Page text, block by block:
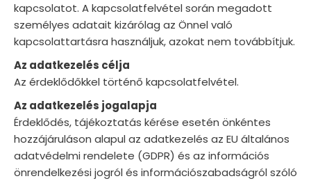
kapcsolatot. A kapcsolatfelvétel során megadott
személyes adatait kizárólag az Önnel való
kapcsolattartásra használjuk, azokat nem továbbítjuk.
Az adatkezelés célja
Az érdeklődőkkel történő kapcsolatfelvétel.
Az adatkezelés jogalapja
Érdeklődés, tájékoztatás kérése esetén önkéntes
hozzájáruláson alapul az adatkezelés az EU általános
adatvédelmi rendelete (GDPR) és az információs
önrendelkezési jogról és információszabadságról szóló